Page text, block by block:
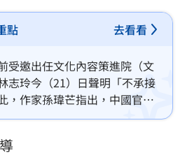
點 去看看
受邀出任文化內容策進院（文
志玲今（21）日聲明「不承接
，作家孫瑋芒指出，中國官方
，卻讓民間瘋狂喊打，藉此免
周杰倫等台灣歌手在大陸多